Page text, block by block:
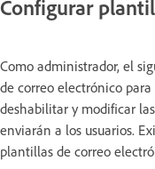
Configurar
Como administrador, el
de correo electrónico
deshabilitar y modificar
enviarán a los usuarios.
plantillas de correo